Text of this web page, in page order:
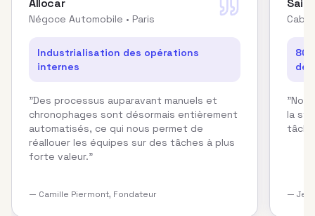
Allocar
Négoce Automobile • Paris
Industrialisation des opérations
internes
"Des processus auparavant manuels et
chronophages sont désormais entièrement
automatisés, ce qui nous permet de
réallouer les équipes sur des tâches à plus
forte valeur."
— Camille Piermont, Fondateur
de
"Nos
la
—